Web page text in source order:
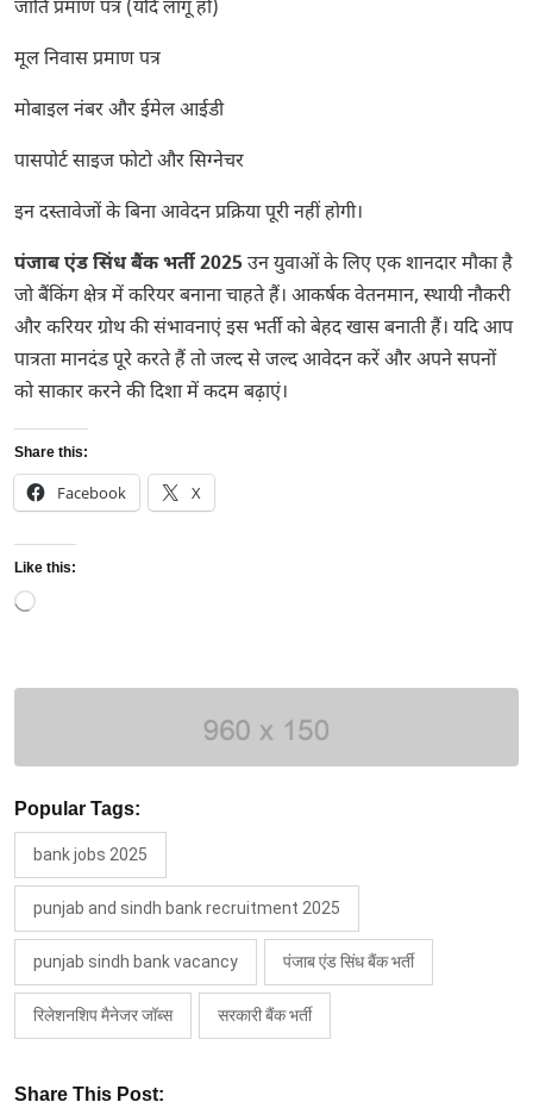
जाति प्रमाण पत्र (यदि लागू हो)
मूल निवास प्रमाण पत्र
मोबाइल नंबर और ईमेल आईडी
पासपोर्ट साइज फोटो और सिग्नेचर
इन दस्तावेजों के बिना आवेदन प्रक्रिया पूरी नहीं होगी।
पंजाब एंड सिंध बैंक भर्ती 2025 उन युवाओं के लिए एक शानदार मौका है
जो बैंकिंग क्षेत्र में करियर बनाना चाहते हैं। आकर्षक वेतनमान, स्थायी नौकरी
और करियर ग्रोथ की संभावनाएं इस भर्ती को बेहद खास बनाती हैं। यदि आप
पात्रता मानदंड पूरे करते हैं तो जल्द से जल्द आवेदन करें और अपने सपनों
को साकार करने की दिशा में कदम बढ़ाएं।
Share this:
Facebook X
Like this:
Loading…
Popular Tags:
bank jobs 2025
punjab and sindh bank recruitment 2025
punjab sindh bank vacancy पंजाब एंड सिंध बैंक भर्ती
रिलेशनशिप मैनेजर जॉब्स सरकारी बैंक भर्ती
Share This Post: